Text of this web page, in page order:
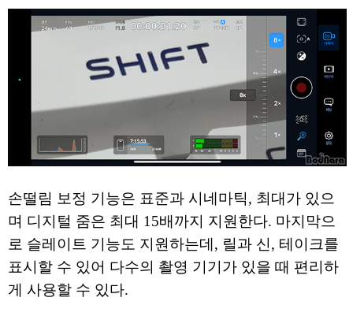
손떨림 보정 기능은 표준과 시네마틱, 최대가 있으
며 디지털 줌은 최대 15배까지 지원한다. 마지막으
로 슬레이트 기능도 지원하는데, 릴과 신, 테이크를
표시할 수 있어 다수의 촬영 기기가 있을 때 편리하
게 사용할 수 있다.